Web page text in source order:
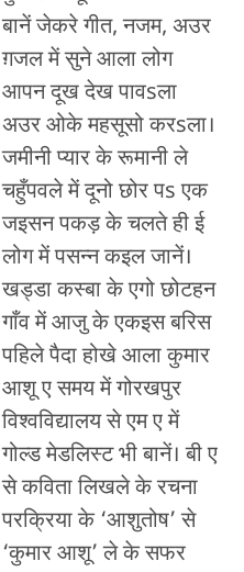
बानें जेकरे गीत, नजम, अउर
ग़जल में सुने आला लोग
आपन दूख देख पावsला
अउर ओके महसूसो करsला।
जमीनी प्यार के रूमानी ले
चहुँपवले में दूनो छोर पs एक
जइसन पकड़ के चलते ही ई
लोग में पसन्न कइल जानें।
खड्डा कस्बा के एगो छोटहन
गाँव में आजु के एकइस बरिस
पहिले पैदा होखे आला कुमार
आशू ए समय में गोरखपुर
विश्वविद्यालय से एम ए में
गोल्ड मेडलिस्ट भी बानें। बी ए
से कविता लिखले के रचना
परक्रिया के ‘आशुतोष’ से
‘कुमार आशू’ ले के सफर